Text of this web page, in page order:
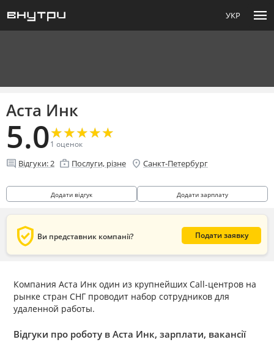
УКР menu
Аста Инк
5.0★
★★
★★
★★
★★
★
1 оценок
comment Відгуки:2 enterprise Послуги, різне location_on Санкт-Петербург
Додати відгук Додати зарплату
verified_user Ви представник компанії? Подати заявку
Компания Аста Инк один из крупнейших Call-центров на
рынке стран СНГ проводит набор сотрудников для
удаленной работы.
Відгуки про роботу в Аста Инк, зарплати, вакансії